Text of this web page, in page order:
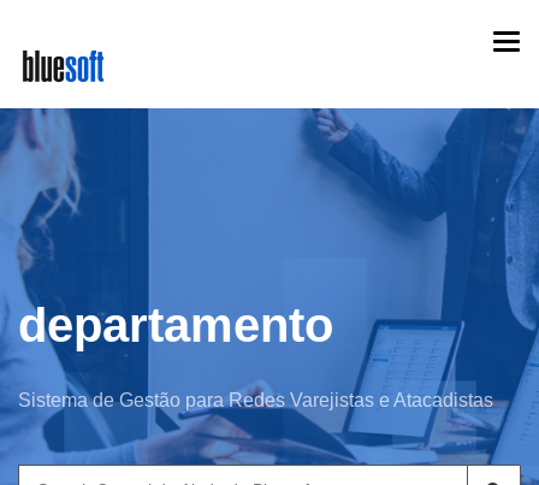
main
content
departamento
Sistema de Gestão para Redes Varejistas e Atacadistas
Search